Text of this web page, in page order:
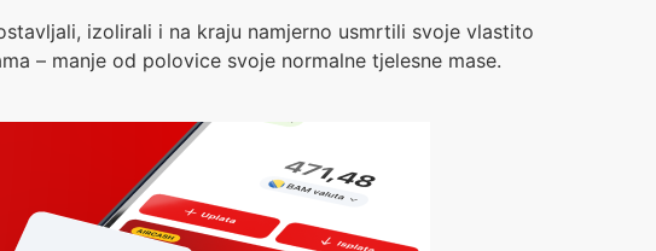
izolirali i na kraju namjerno usmrtili svoje vlastito
– manje od polovice svoje normalne tjelesne mase.